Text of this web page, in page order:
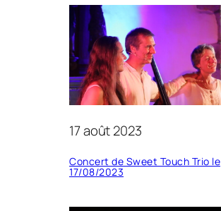
17 août 2023
Concert de Sweet Touch Trio le
17/08/2023